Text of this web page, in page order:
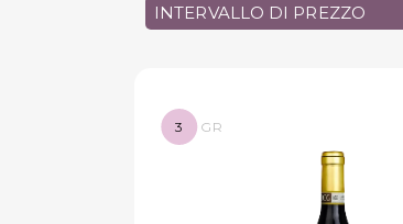
INTERVALLO DI PREZZO
3 GR